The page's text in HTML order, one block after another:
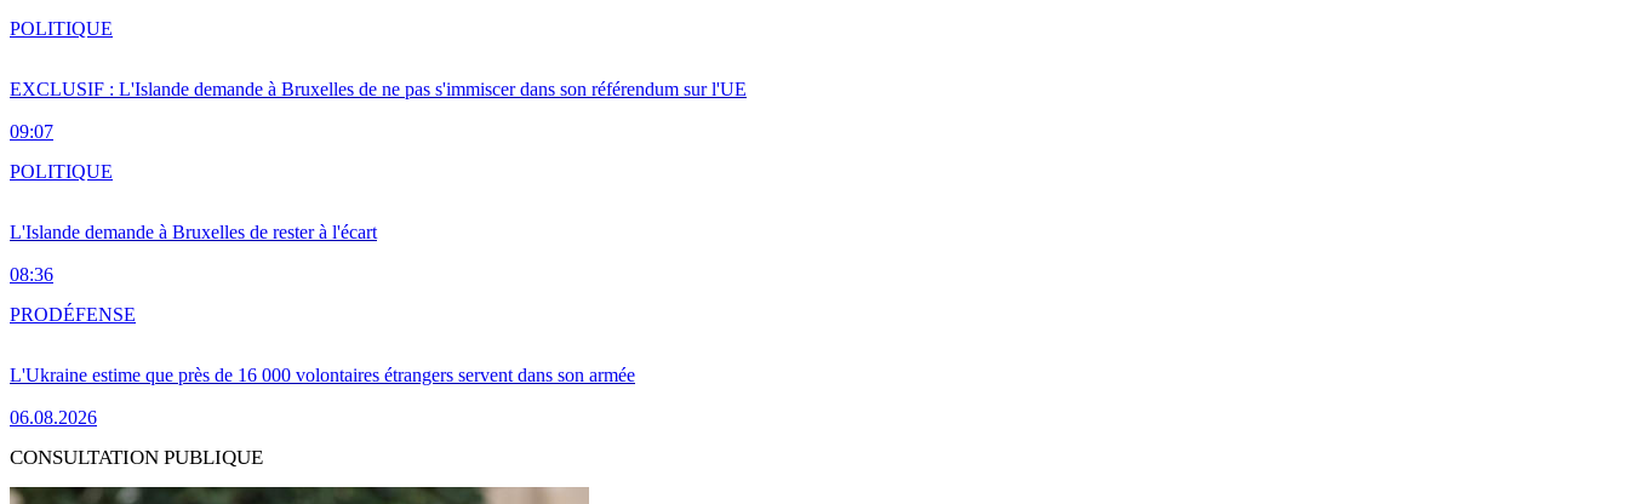
EXCLUSIF : L'Islande demande à Bruxelles de ne pas s'immiscer dans son référendum sur l'UE
09:07
POLITIQUE
L'Islande demande à Bruxelles de rester à l'écart
08:36
POLITIQUE
L'Ukraine estime que près de 16 000 volontaires étrangers servent dans son armée
06.08.2026
PRODÉFENSE
CONSULTATION PUBLIQUE